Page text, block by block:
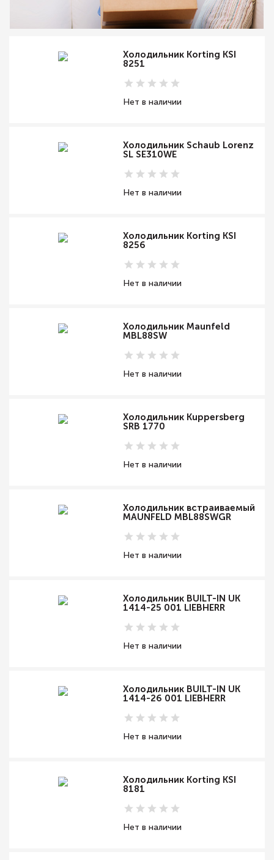
Холодильник Korting KSI
8251
Нет в наличии
Холодильник Schaub Lorenz
SL SE310WE
Нет в наличии
Холодильник Korting KSI
8256
Нет в наличии
Холодильник Maunfeld
MBL88SW
Нет в наличии
Холодильник Kuppersberg
SRB 1770
Нет в наличии
Холодильник встраиваемый
MAUNFELD MBL88SWGR
Нет в наличии
Холодильник BUILT-IN UK
1414-25 001 LIEBHERR
Нет в наличии
Холодильник BUILT-IN UK
1414-26 001 LIEBHERR
Нет в наличии
Холодильник Korting KSI
8181
Нет в наличии